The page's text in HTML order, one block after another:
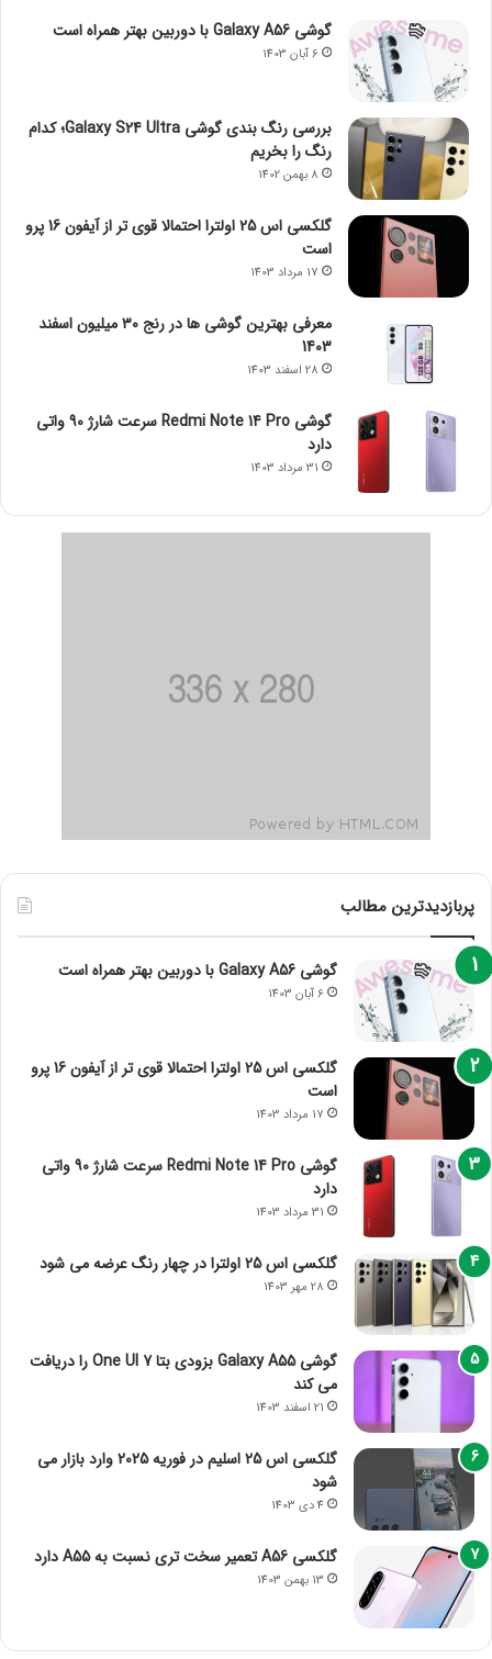
گوشی Galaxy A56 با دوربین بهتر همراه است
6 آبان 1403
بررسی رنگ بندی گوشی Galaxy S24 Ultra؛ کدام
رنگ را بخریم
8 بهمن 1402
گلکسی اس 25 اولترا احتمالا قوی تر از آیفون 16 پرو
است
17 مرداد 1403
معرفی بهترین گوشی ها در رنج ۳۰ میلیون اسفند
1403
28 اسفند 1403
گوشی Redmi Note 14 Pro سرعت شارژ 90 واتی
دارد
31 مرداد 1403
پربازدیدترین مطالب
گوشی Galaxy A56 با دوربین بهتر همراه است
6 آبان 1403
گلکسی اس 25 اولترا احتمالا قوی تر از آیفون 16 پرو
است
17 مرداد 1403
گوشی Redmi Note 14 Pro سرعت شارژ 90 واتی
دارد
31 مرداد 1403
گلکسی اس 25 اولترا در چهار رنگ عرضه می شود
28 مهر 1403
گوشی Galaxy A55 بزودی بتا One UI 7 را دریافت
می کند
21 اسفند 1403
گلکسی اس 25 اسلیم در فوریه 2025 وارد بازار می
شود
4 دی 1403
گلکسی A56 تعمیر سخت تری نسبت به A55 دارد
13 بهمن 1403